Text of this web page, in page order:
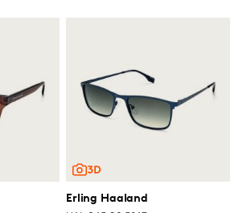
Erling Haaland